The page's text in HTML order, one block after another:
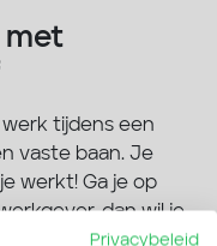
met
tijdens een
vaste baan. Je
werkt! Ga je op
dan wil je
waar je aan toe
Privacybeleid